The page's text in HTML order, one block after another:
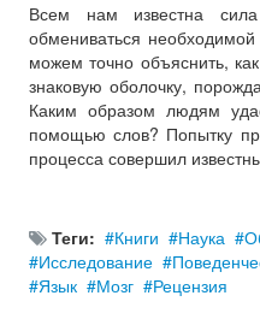
Всем нам известна
обмениваться
можем точно объяснить,
знаковую оболочку,
Каким образом людям
помощью слов? Попытку
процесса совершил
Теги: Книги Наука
Исследование
Язык
Мозг Рецензия